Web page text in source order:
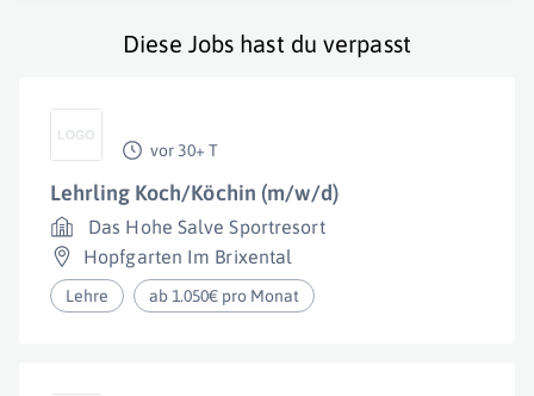
Diese Jobs hast du verpasst
vor 30+ T
Lehrling Koch/Köchin (m/w/d)
Das Hohe Salve Sportresort
Hopfgarten Im Brixental
Lehre ab 1.050€ pro Monat